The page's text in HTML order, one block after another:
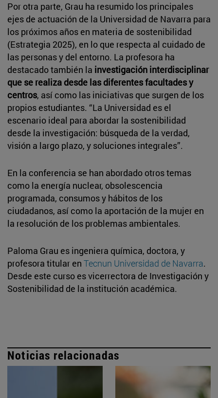
Por otra parte, Grau ha resumido los principales
ejes de actuación de la Universidad de Navarra para
los próximos años en materia de sostenibilidad
(Estrategia 2025), en lo que respecta al cuidado de
las personas y del entorno. La profesora ha
destacado también la investigación interdisciplinar
que se realiza desde las diferentes facultades y
centros, así como las iniciativas que surgen de los
propios estudiantes. “La Universidad es el
escenario ideal para abordar la sostenibilidad
desde la investigación: búsqueda de la verdad,
visión a largo plazo, y soluciones integrales”.
En la conferencia se han abordado otros temas
como la energía nuclear, obsolescencia
programada, consumos y hábitos de los
ciudadanos, así como la aportación de la mujer en
la resolución de los problemas ambientales.
Paloma Grau es ingeniera química, doctora, y
profesora titular en Tecnun Universidad de Navarra.
Desde este curso es vicerrectora de Investigación y
Sostenibilidad de la institución académica.
Noticias relacionadas